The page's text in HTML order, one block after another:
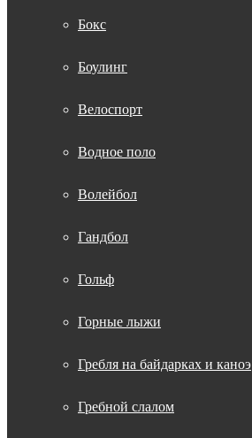
Бокс
Боулинг
Велоспорт
Водное поло
Волейбол
Гандбол
Гольф
Горные лыжи
Гребля на байдарках и каноэ
Гребной слалом